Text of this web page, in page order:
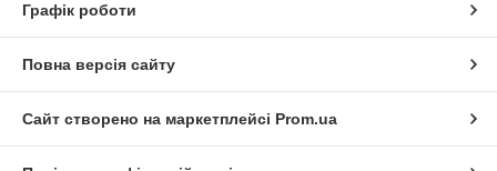
Графік роботи
Повна версія сайту
Сайт створено на маркетплейсі Prom.ua